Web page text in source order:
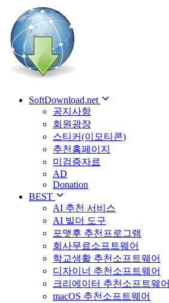
SoftDownload.net
공지사항
회원광장
스티커(이모티콘)
추천홈페이지
미검증자료
AD
Donation
BEST
AI 추천 서비스
AI 빌더 도구
포맷후 추천프로그램
회사무료소프트웨어
학교생활 추천소프트웨어
디자이너 추천소프트웨어
크리에이터 추천소프트웨어
macOS 추천소프트웨어